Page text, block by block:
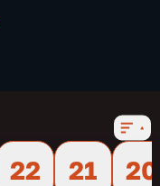
22 21
20